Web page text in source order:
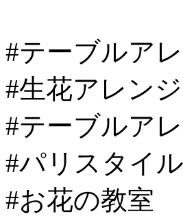
#テーブルア
#生花アレン
#テーブルア
#パリスタイ
#お花の教室